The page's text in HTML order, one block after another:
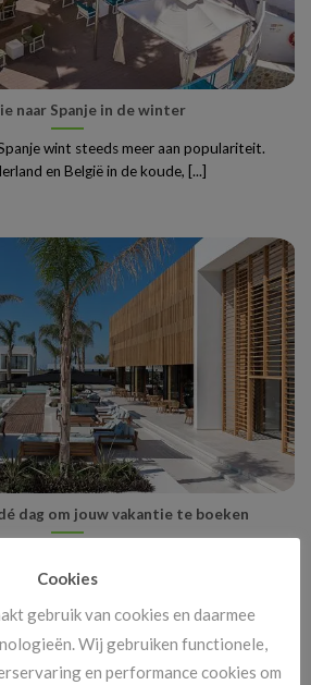
naar Spanje in de winter
wint steeds meer aan populariteit.
en België in de koude, [...]
dag om jouw vakantie te boeken
jaar, maar wist je dat [...]
Cookies
gebruik van cookies en daarmee
Wij gebruiken functionele,
en performance cookies om